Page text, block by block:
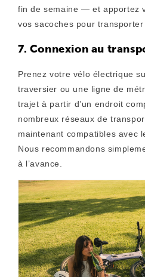
fin de semaine — et apportez
vos sacoches pour transporter
7. Connexion au
Prenez votre vélo électrique
traversier ou une ligne de
trajet à partir d’un endroit
nombreux réseaux de
maintenant compatibles avec
Nous recommandons
à l’avance.